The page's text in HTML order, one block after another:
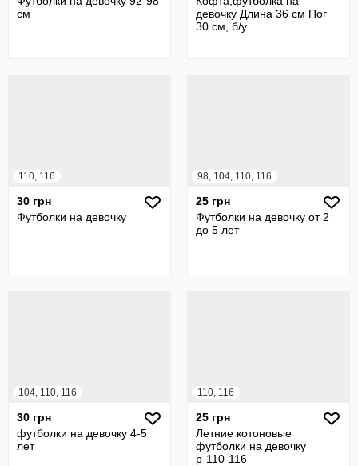
см
девочку Длина 36 см Пог
30 см, б/у
110, 116
30 грн
Футболки на девочку
98, 104, 110, 116
25 грн
Футболки на девочку от 2
до 5 лет
104, 110, 116
30 грн
футболки на девочку 4-5
лет
110, 116
25 грн
Летние котоновые
футболки на девочку
р-110-116